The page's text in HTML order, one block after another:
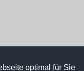
optimal für Sie